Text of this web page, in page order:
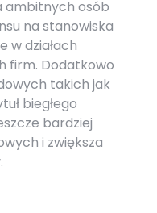
ambitnych osób
na stanowiska
w działach
firm. Dodatkowo
takich jak
biegłego
bardziej
i zwiększa